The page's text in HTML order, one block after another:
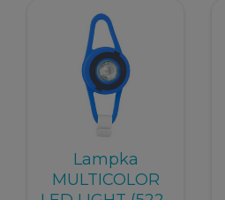
Lampka
MULTICOLOR